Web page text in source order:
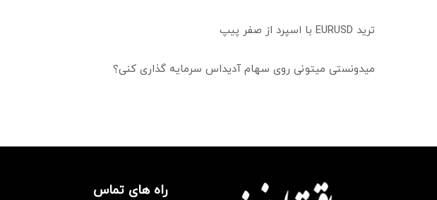
ترید EURUSD با اسپرد از صفر پیپ
میدونستی میتونی روی سهام آدیداس سرمایه گذاری کنی؟
راه های تماس